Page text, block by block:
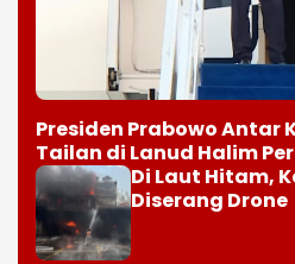
Presiden Prabowo Antar
Tailan di Lanud Halim
Di Laut Hitam,
Diserang Drone